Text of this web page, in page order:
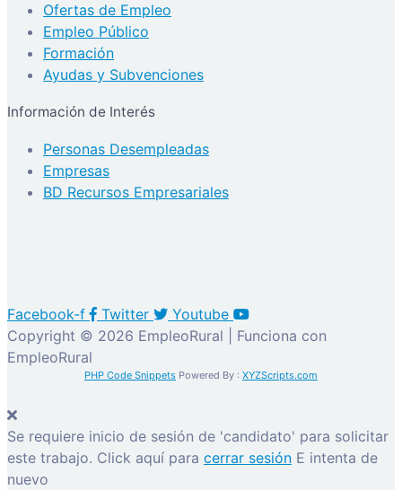
Ofertas de Empleo
Empleo Público
Formación
Ayudas y Subvenciones
Información de Interés
Personas Desempleadas
Empresas
BD Recursos Empresariales
Facebook-f Twitter
Youtube
Copyright © 2026 EmpleoRural | Funciona con
EmpleoRural
PHP Code Snippets Powered By : XYZScripts.com
Se requiere inicio de sesión de 'candidato' para solicitar
este trabajo. Click aquí para cerrar sesión E intenta de
nuevo